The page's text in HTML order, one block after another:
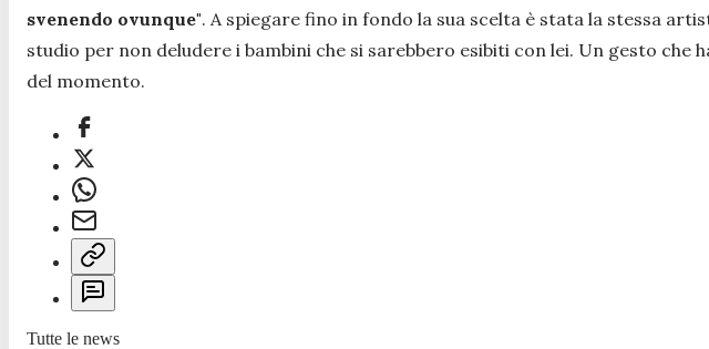
svenendo ovunque". A spiegare fino in fondo la sua scelta è stata la stessa
studio per non deludere i bambini che si sarebbero esibiti con lei. Un gesto
del momento.
Tutte le news